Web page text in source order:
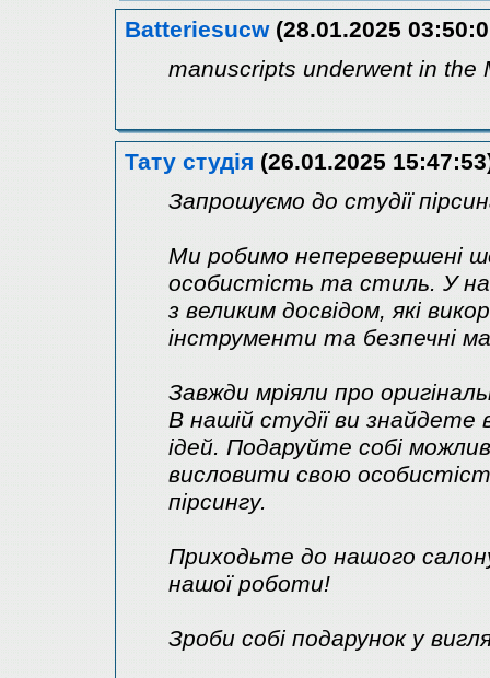
Batteriesucw(28.01.2025
manuscripts underwent in the
Тату студія (26.01.2025
Запрошуємо до студії
Ми робимо неперевершені
особистість та стиль. У
з великим досвідом, які
інструменти та безпечні
Завжди мріяли про
В нашій студії ви знайдете
ідей. Подаруйте собі
висловити свою
пірсингу.
Приходьте до нашого
нашої роботи!
Зроби собі подарунок у